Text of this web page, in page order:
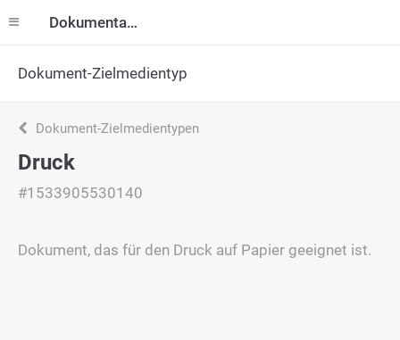
Dokumentation
Dokument-Zielmedientyp
Dokument-Zielmedientypen
Druck
#1533905530140
Dokument, das für den Druck auf Papier geeignet ist.